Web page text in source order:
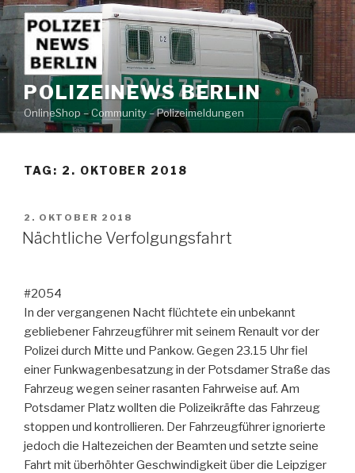
Zum
Inhalt
springen
POLIZEINEWS BERLIN
OnlineShop – Community – Polizeimeldungen
TAG: 2. OKTOBER 2018
VERÖFFENTLICHT
AM
2. OKTOBER 2018
Nächtliche Verfolgungsfahrt
#2054
In der vergangenen Nacht flüchtete ein unbekannt
gebliebener Fahrzeugführer mit seinem Renault vor der
Polizei durch Mitte und Pankow. Gegen 23.15 Uhr fiel
einer Funkwagenbesatzung in der Potsdamer Straße das
Fahrzeug wegen seiner rasanten Fahrweise auf. Am
Potsdamer Platz wollten die Polizeikräfte das Fahrzeug
stoppen und kontrollieren. Der Fahrzeugführer ignorierte
jedoch die Haltezeichen der Beamten und setzte seine
Fahrt mit überhöhter Geschwindigkeit über die Leipziger